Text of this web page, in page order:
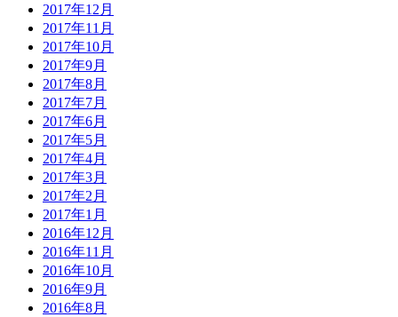
2017年12月
2017年11月
2017年10月
2017年9月
2017年8月
2017年7月
2017年6月
2017年5月
2017年4月
2017年3月
2017年2月
2017年1月
2016年12月
2016年11月
2016年10月
2016年9月
2016年8月